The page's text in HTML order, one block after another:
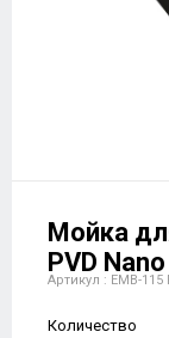
Мойка
PVD
Артикул : EMB-
Количество